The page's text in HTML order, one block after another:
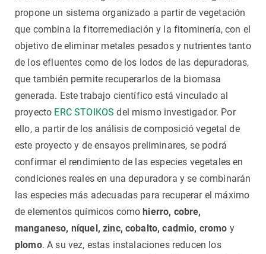
propone un sistema organizado a partir de vegetación
que combina la fitorremediación y la fitominería, con el
objetivo de eliminar metales pesados y nutrientes tanto
de los efluentes como de los lodos de las depuradoras,
que también permite recuperarlos de la biomasa
generada. Este trabajo científico está vinculado al
proyecto ERC STOIKOS del mismo investigador. Por
ello, a partir de los análisis de composició vegetal de
este proyecto y de ensayos preliminares, se podrá
confirmar el rendimiento de las especies vegetales en
condiciones reales en una depuradora y se combinarán
las especies más adecuadas para recuperar el máximo
de elementos químicos como hierro, cobre,
manganeso, níquel, zinc, cobalto, cadmio, cromo y
plomo. A su vez, estas instalaciones reducen los